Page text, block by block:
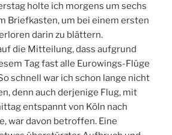
holte ich morgens um sechs
Briefkasten, um bei einem ersten
darin zu blättern.
die Mitteilung, dass aufgrund
Tag fast alle Eurowings-Flüge
schnell war ich schon lange nicht
denn auch derjenige Flug, mit
entspannt von Köln nach
war davon betroffen. Eine